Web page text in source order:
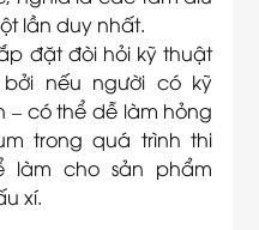
lần duy nhất.
đặt đòi hỏi kỹ thuật
nếu người có kỹ
– có thể dễ làm hỏng
trong quá trình thi
làm cho sản phẩm
xí.